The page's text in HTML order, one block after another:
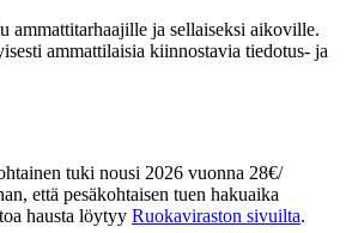
ammattitarhaajille ja sellaiseksi aikoville.
ammattilaisia kiinnostavia tiedotus- ja
tuki nousi 2026 vuonna 28€/
että pesäkohtaisen tuen hakuaika
hausta löytyy Ruokaviraston sivuilta.